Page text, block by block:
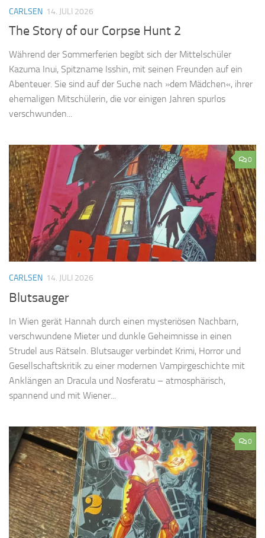
CARLSEN 14. JULI 2026
The Story of our Corpse Hunt 2
Während der Sommerferien begibt sich der Mittelschüler
Kazuma Inui, Spitzname Isshin, mit seinen Freunden auf ein
Abenteuer. Sie sind auf der Suche nach »dem Mädchen«, ihrer
ehemaligen Mitschülerin, die vor einigen Jahren spurlos
verschwunden...
0
CARLSEN 14. JULI 2026
Blutsauger
In Wien gerät Hannah durch einen mysteriösen Nachbarn,
verschwundene Mieter und dunkle Geheimnisse in einen
Strudel aus Rätseln. Blutsauger verbindet Krimi, Horror und
Gesellschaftskritik zu einer modernen Vampirgeschichte mit
Anklängen an Dracula und Nosferatu – atmosphärisch,
spannend und mit Wiener...
0